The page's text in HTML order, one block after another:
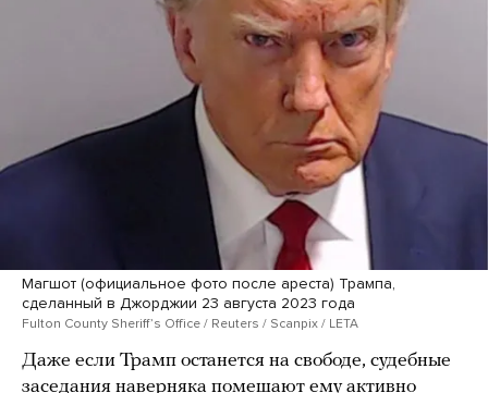
Магшот (официальное фото после ареста) Трампа,
сделанный в Джорджии 23 августа 2023 года
Fulton County Sheriffʼs Office / Reuters / Scanpix / LETA
Даже если Трамп останется на свободе, судебные
заседания наверняка помешают ему активно